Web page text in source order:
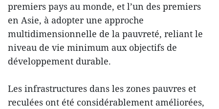
premiers pays au monde, et l’un des premiers
en Asie, à adopter une approche
multidimensionnelle de la pauvreté, reliant le
niveau de vie minimum aux objectifs de
développement durable.
Les infrastructures dans les zones pauvres et
reculées ont été considérablement améliorées,